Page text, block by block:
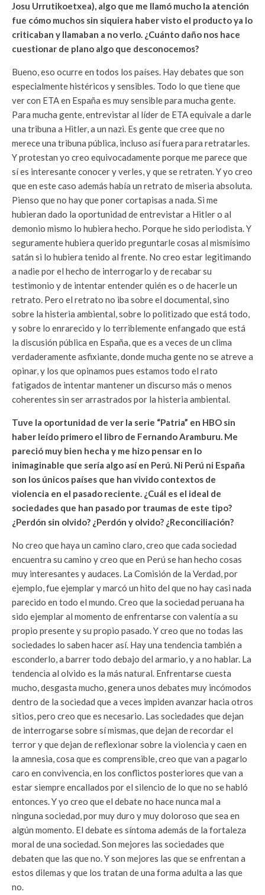
Josu Urrutikoetxea), algo que me llamó mucho la atención
fue cómo muchos sin siquiera haber visto el producto ya lo
criticaban y llamaban a no verlo. ¿Cuánto daño nos hace
cuestionar de plano algo que desconocemos?
Bueno, eso ocurre en todos los países. Hay debates que son
especialmente histéricos y sensibles. Todo lo que tiene que
ver con ETA en España es muy sensible para mucha gente.
Para mucha gente, entrevistar al líder de ETA equivale a darle
una tribuna a Hitler, a un nazi. Es gente que cree que no
merece una tribuna pública, incluso así fuera para retratarles.
Y protestan yo creo equivocadamente porque me parece que
sí es interesante conocer y verles, y que se retraten. Y yo creo
que en este caso además había un retrato de miseria absoluta.
Pienso que no hay que poner cortapisas a nada. Si me
hubieran dado la oportunidad de entrevistar a Hitler o al
demonio mismo lo hubiera hecho. Porque he sido periodista. Y
seguramente hubiera querido preguntarle cosas al mismísimo
satán si lo hubiera tenido al frente. No creo estar legitimando
a nadie por el hecho de interrogarlo y de recabar su
testimonio y de intentar entender quién es o de hacerle un
retrato. Pero el retrato no iba sobre el documental, sino
sobre la histeria ambiental, sobre lo politizado que está todo,
y sobre lo enrarecido y lo terriblemente enfangado que está
la discusión pública en España, que es a veces de un clima
verdaderamente asfixiante, donde mucha gente no se atreve a
opinar, y los que opinamos pues estamos todo el rato
fatigados de intentar mantener un discurso más o menos
coherentes sin ser arrastrados por la histeria ambiental.
Tuve la oportunidad de ver la serie “Patria” en HBO sin
haber leído primero el libro de Fernando Aramburu. Me
pareció muy bien hecha y me hizo pensar en lo
inimaginable que sería algo así en Perú. Ni Perú ni España
son los únicos países que han vivido contextos de
violencia en el pasado reciente. ¿Cuál es el ideal de
sociedades que han pasado por traumas de este tipo?
¿Perdón sin olvido? ¿Perdón y olvido? ¿Reconciliación?
No creo que haya un camino claro, creo que cada sociedad
encuentra su camino y creo que en Perú se han hecho cosas
muy interesantes y audaces. La Comisión de la Verdad, por
ejemplo, fue ejemplar y marcó un hito del que no hay casi nada
parecido en todo el mundo. Creo que la sociedad peruana ha
sido ejemplar al momento de enfrentarse con valentía a su
propio presente y su propio pasado. Y creo que no todas las
sociedades lo saben hacer así. Hay una tendencia también a
esconderlo, a barrer todo debajo del armario, y a no hablar. La
tendencia al olvido es la más natural. Enfrentarse cuesta
mucho, desgasta mucho, genera unos debates muy incómodos
dentro de la sociedad que a veces impiden avanzar hacia otros
sitios, pero creo que es necesario. Las sociedades que dejan
de interrogarse sobre sí mismas, que dejan de recordar el
terror y que dejan de reflexionar sobre la violencia y caen en
la amnesia, cosa que es comprensible, creo que van a pagarlo
caro en convivencia, en los conflictos posteriores que van a
estar siempre encallados por el silencio de lo que no se habló
entonces. Y yo creo que el debate no hace nunca mal a
ninguna sociedad, por muy duro y muy doloroso que sea en
algún momento. El debate es síntoma además de la fortaleza
moral de una sociedad. Son mejores las sociedades que
debaten que las que no. Y son mejores las que se enfrentan a
estos dilemas y que los tratan de una forma adulta a las que
no.